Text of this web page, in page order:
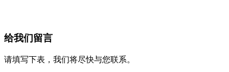
给我们留言
请填写下表，我们将尽快与您联系。